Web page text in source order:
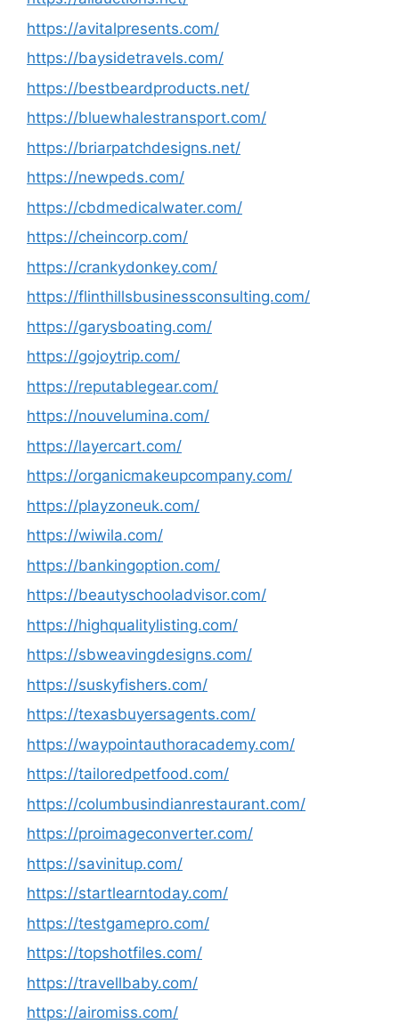
https://avitalpresents.com/
https://baysidetravels.com/
https://bestbeardproducts.net/
https://bluewhalestransport.com/
https://briarpatchdesigns.net/
https://newpeds.com/
https://cbdmedicalwater.com/
https://cheincorp.com/
https://crankydonkey.com/
https://flinthillsbusinessconsulting.com/
https://garysboating.com/
https://gojoytrip.com/
https://reputablegear.com/
https://nouvelumina.com/
https://layercart.com/
https://organicmakeupcompany.com/
https://playzoneuk.com/
https://wiwila.com/
https://bankingoption.com/
https://beautyschooladvisor.com/
https://highqualitylisting.com/
https://sbweavingdesigns.com/
https://suskyfishers.com/
https://texasbuyersagents.com/
https://waypointauthoracademy.com/
https://tailoredpetfood.com/
https://columbusindianrestaurant.com/
https://proimageconverter.com/
https://savinitup.com/
https://startlearntoday.com/
https://testgamepro.com/
https://topshotfiles.com/
https://travellbaby.com/
https://airomiss.com/